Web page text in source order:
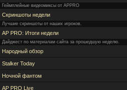
Геймплейные видеомиксы от APPRO
Скриншоты недели
Лучшие скриншоты от наших игроков.
AP PRO: Итоги недели
Дайджест по материалам сайта за прошедшую неделю.
Народный обзор
Stalker Today
Ночной фантом
AP PRO Live